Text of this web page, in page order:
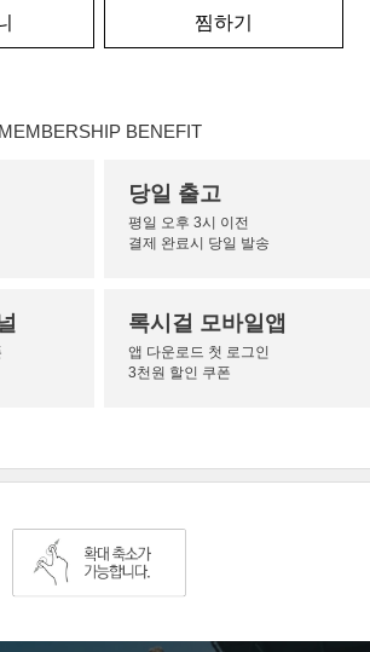
찜하기
MEMBERSHIP BENEFIT
당일 출고
평일 오후 3시 이전
결제 완료시 당일 발송
록시걸 모바일앱
앱 다운로드 첫 로그인
3천원 할인 쿠폰